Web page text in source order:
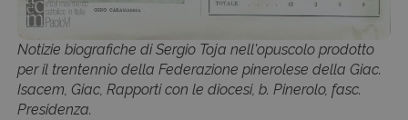
Notizie biografiche di Sergio Toja nell'opuscolo prodotto
per il trentennio della Federazione pinerolese della Giac.
Isacem, Giac, Rapporti con le diocesi, b. Pinerolo, fasc.
Presidenza.